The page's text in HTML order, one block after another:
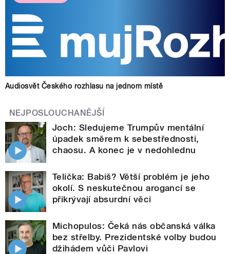
Audiosvět Českého rozhlasu na jednom místě
NEJPOSLOUCHANĚJŠÍ
Joch: Sledujeme Trumpův mentální
úpadek směrem k sebestřednosti,
chaosu. A konec je v nedohlednu
Telička: Babiš? Větší problém je jeho
okolí. S neskutečnou arogancí se
přikrývají absurdní věci
Michopulos: Čeká nás občanská válka
bez střelby. Prezidentské volby budou
džihádem vůči Pavlovi